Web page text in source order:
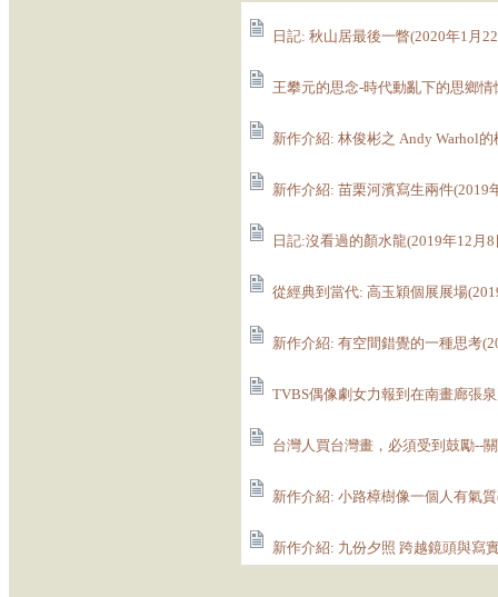
日記: 秋山居最後一瞥(2020年1月
王攀元的思念-時代動亂下的思鄉情
新作介紹: 林俊彬之 Andy Warhol
新作介紹: 苗栗河濱寫生兩件(2019
日記:沒看過的顏水龍(2019年12月8
從經典到當代: 高玉穎個展展場
新作介紹: 有空間錯覺的一種思考
TVBS偶像劇女力報到在南畫廊張
台灣人買台灣畫，必須受到鼓勵--
新作介紹: 小路樟樹像一個人有氣
新作介紹: 九份夕照 跨越鏡頭與寫